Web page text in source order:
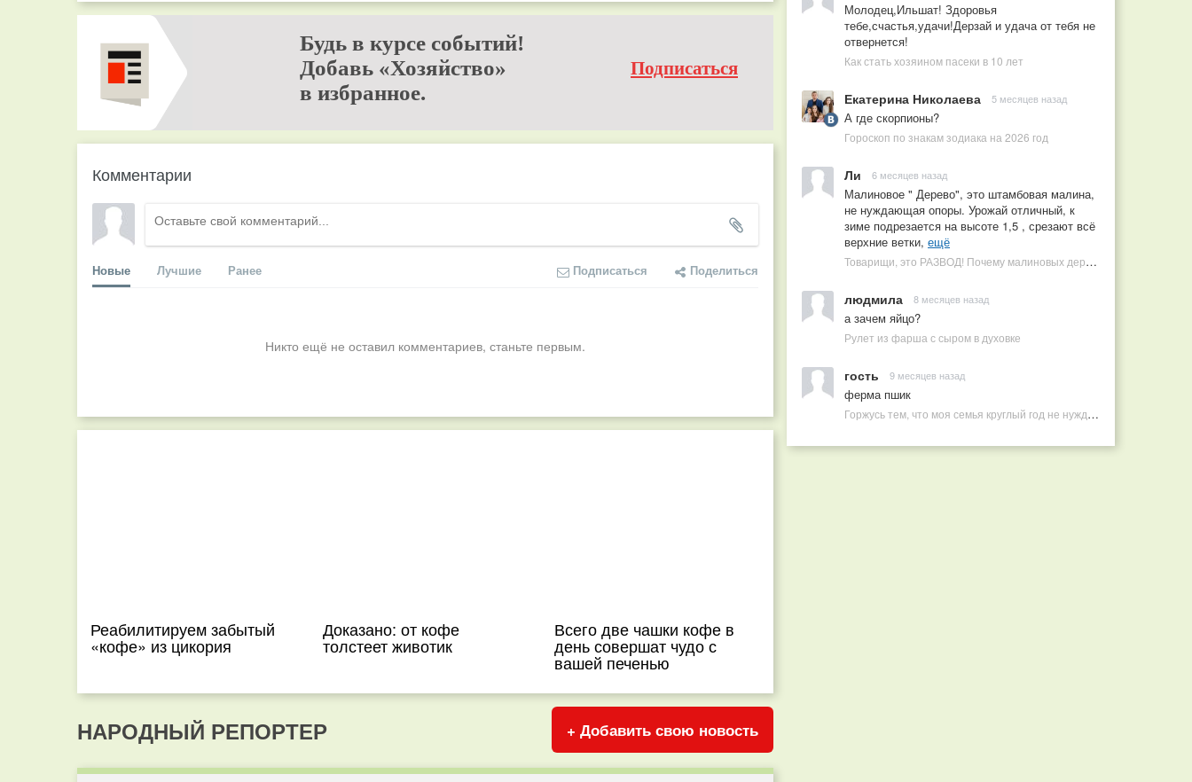
Будь в курсе событий!
Добавь «Хозяйство»
в избранное.
Подписаться
Комментарии
Новые Лучшие Ранее Подписаться Поделиться
Никто ещё не оставил комментариев, станьте первым.
Реабилитируем забытый
«кофе» из цикория
Доказано: от кофе
толстеет животик
Всего две чашки кофе в
день совершат чудо с
вашей печенью
НАРОДНЫЙ РЕПОРТЕР + Добавить свою новость
Молодец,Ильшат! Здоровья
тебе,счастья,удачи!Дерзай и удача от тебя не
отвернется!
Как стать хозяином пасеки в 10 лет
Екатерина Николаева 5 месяцев назад
А где скорпионы?
Гороскоп по знакам зодиака на 2026 год
Ли 6 месяцев назад
Малиновое " Дерево", это штамбовая малина,
не нуждающая опоры. Урожай отличный, к
зиме подрезается на высоте 1,5 , срезают всё
верхние ветки, ещё
Товарищи, это РАЗВОД! Почему малиновых деревьев не бывает, или Как ушлые продавцы наживаются на мечтах садоводов
людмила 8 месяцев назад
а зачем яйцо?
Рулет из фарша с сыром в духовке
гость 9 месяцев назад
ферма пшик
Горжусь тем, что моя семья круглый год не нуждается в покупных витаминах